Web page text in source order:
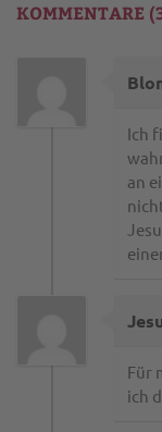
KOMMENTARE
Ich
an
Für
ich